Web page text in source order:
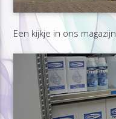
Een kijkje in ons magazijn